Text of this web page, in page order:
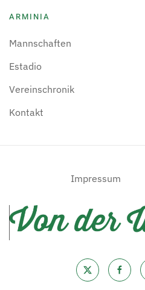
ARMINIA
Mannschaften
Estadio
Vereinschronik
Kontakt
Impressum